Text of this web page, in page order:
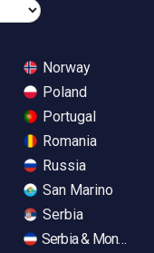
Norway
Poland
Portugal
Romania
Russia
San Marino
Serbia
Serbia &